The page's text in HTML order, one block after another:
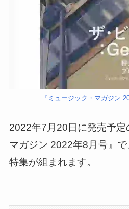
『ミュージック・マガジン
2022年7月20日に発売予定
マガジン 2022年8月号』
特集が組まれます。